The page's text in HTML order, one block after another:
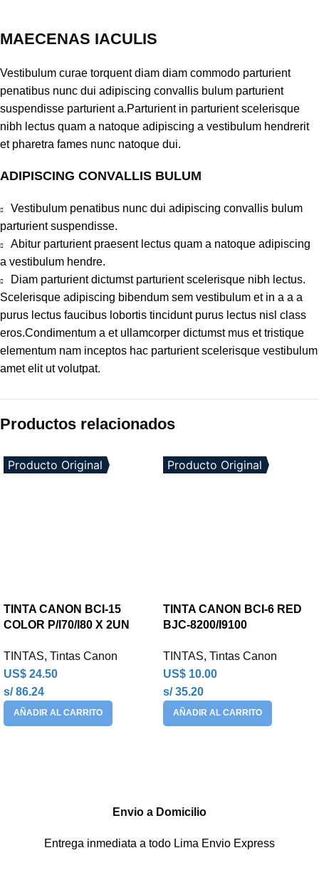
MAECENAS IACULIS
Vestibulum curae torquent diam diam commodo parturient
penatibus nunc dui adipiscing convallis bulum parturient
suspendisse parturient a.Parturient in parturient scelerisque
nibh lectus quam a natoque adipiscing a vestibulum hendrerit
et pharetra fames nunc natoque dui.
ADIPISCING CONVALLIS BULUM
Vestibulum penatibus nunc dui adipiscing convallis bulum
parturient suspendisse.
Abitur parturient praesent lectus quam a natoque adipiscing
a vestibulum hendre.
Diam parturient dictumst parturient scelerisque nibh lectus.
Scelerisque adipiscing bibendum sem vestibulum et in a a a
purus lectus faucibus lobortis tincidunt purus lectus nisl class
eros.Condimentum a et ullamcorper dictumst mus et tristique
elementum nam inceptos hac parturient scelerisque vestibulum
amet elit ut volutpat.
Productos relacionados
Producto Original
TINTA CANON BCI-15
COLOR P/I70/I80 X 2UN
TINTAS, Tintas Canon
US$ 24.50
s/ 86.24
AÑADIR AL CARRITO
Producto Original
TINTA CANON BCI-6 RED
BJC-8200/I9100
TINTAS, Tintas Canon
US$ 10.00
s/ 35.20
AÑADIR AL CARRITO
Envio a Domicilio
Entrega inmediata a todo Lima Envio Express